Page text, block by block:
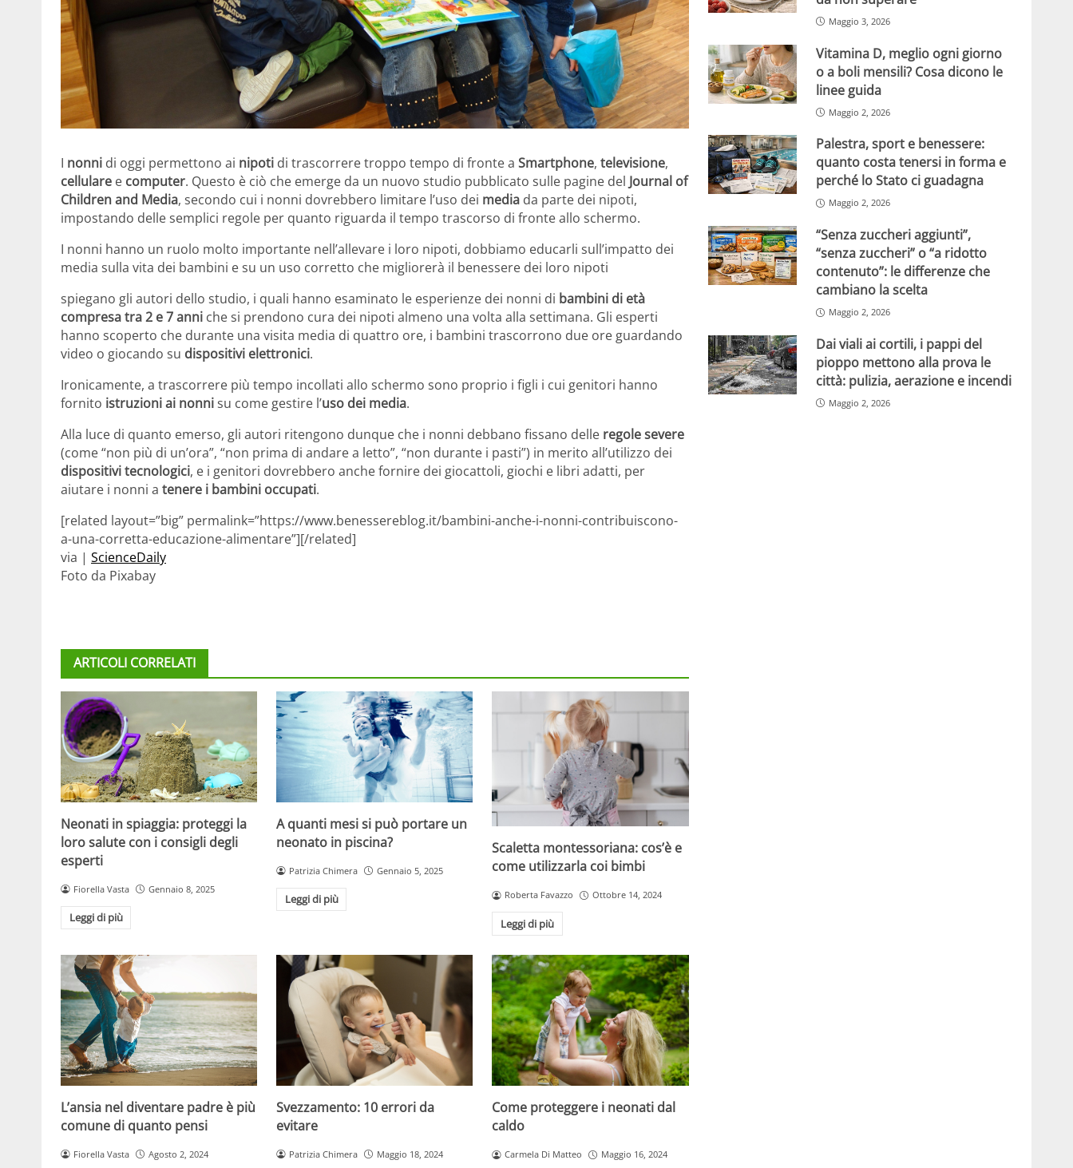
I nonni di oggi permettono ai nipoti di trascorrere troppo tempo di fronte a Smartphone, televisione,
cellulare e computer. Questo è ciò che emerge da un nuovo studio pubblicato sulle pagine del Journal of
Children and Media, secondo cui i nonni dovrebbero limitare l’uso dei media da parte dei nipoti,
impostando delle semplici regole per quanto riguarda il tempo trascorso di fronte allo schermo.
I nonni hanno un ruolo molto importante nell’allevare i loro nipoti, dobbiamo educarli sull’impatto dei
media sulla vita dei bambini e su un uso corretto che migliorerà il benessere dei loro nipoti
spiegano gli autori dello studio, i quali hanno esaminato le esperienze dei nonni di bambini di età
compresa tra 2 e 7 anni che si prendono cura dei nipoti almeno una volta alla settimana. Gli esperti
hanno scoperto che durante una visita media di quattro ore, i bambini trascorrono due ore guardando
video o giocando su dispositivi elettronici.
Ironicamente, a trascorrere più tempo incollati allo schermo sono proprio i figli i cui genitori hanno
fornito istruzioni ai nonnisu come gestire l’uso dei media.
Alla luce di quanto emerso, gli autori ritengono dunque che i nonni debbano fissano delle regole severe
(come “non più di un’ora”, “non prima di andare a letto”, “non durante i pasti”) in merito all’utilizzo dei
dispositivi tecnologici, e i genitori dovrebbero anche fornire dei giocattoli, giochi e libri adatti, per
aiutare i nonni a tenere i bambini occupati.
[related layout=”big” permalink=”https://www.benessereblog.it/bambini-anche-i-nonni-contribuiscono-
a-una-corretta-educazione-alimentare”][/related]
via | ScienceDaily
Foto da Pixabay
ARTICOLI CORRELATI
Neonati in spiaggia: proteggi la
loro salute con i consigli degli
esperti
Fiorella Vasta Gennaio 8, 2025
Leggi di più
A quanti mesi si può portare un
neonato in piscina?
Patrizia Chimera Gennaio 5, 2025
Leggi di più
Scaletta montessoriana: cos’è e
come utilizzarla coi bimbi
Roberta Favazzo Ottobre 14, 2024
Leggi di più
L’ansia nel diventare padre è più
comune di quanto pensi
Fiorella Vasta Agosto 2, 2024
Svezzamento: 10 errori da
evitare
Patrizia Chimera Maggio 18, 2024
Come proteggere i neonati dal
caldo
Carmela Di Matteo Maggio 16, 2024
Maggio 3, 2026
Vitamina D, meglio ogni giorno
o a boli mensili? Cosa dicono le
linee guida
Maggio 2, 2026
Palestra, sport e benessere:
quanto costa tenersi in forma e
perché lo Stato ci guadagna
Maggio 2, 2026
“Senza zuccheri aggiunti”,
“senza zuccheri” o “a ridotto
contenuto”: le differenze che
cambiano la scelta
Maggio 2, 2026
Dai viali ai cortili, i pappi del
pioppo mettono alla prova le
città: pulizia, aerazione e incendi
Maggio 2, 2026